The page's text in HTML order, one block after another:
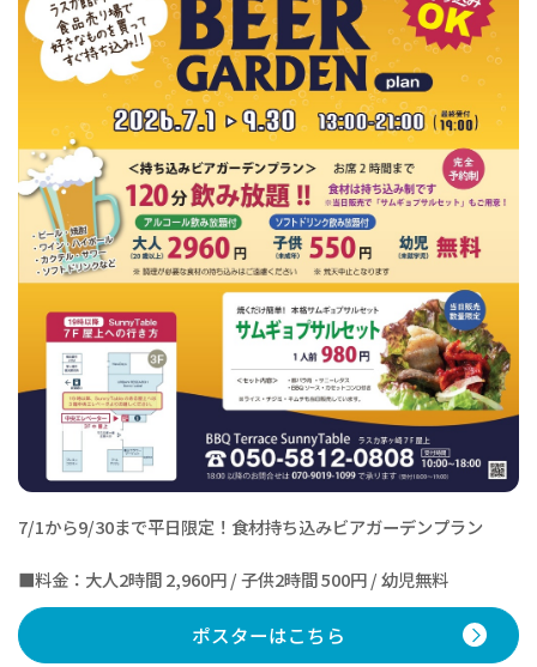
7/1から9/30まで平日限定！食材持ち込みビアガーデンプラン
■料金：大人2時間 2,960円 / 子供2時間 500円 / 幼児無料
ポスターはこちら